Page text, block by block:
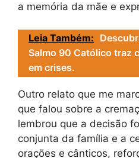
a memória da mãe e
Leia Também:
Salmo 90 Católico traz
em crises.
Outro relato que me
que falou sobre a
lembrou que a decisão
conjunta da família e a
orações e cânticos,